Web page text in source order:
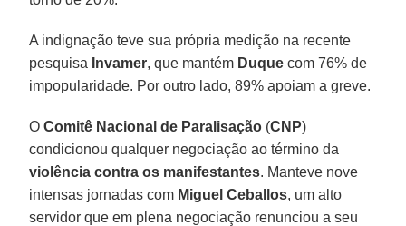
A indignação teve sua própria medição na recente
pesquisa Invamer, que mantém Duque com 76% de
impopularidade. Por outro lado, 89% apoiam a greve.
OComitê Nacional de Paralisação (CNP)
condicionou qualquer negociação ao término da
violência contra os manifestantes. Manteve nove
intensas jornadas com Miguel Ceballos, um alto
servidor que em plena negociação renunciou a seu